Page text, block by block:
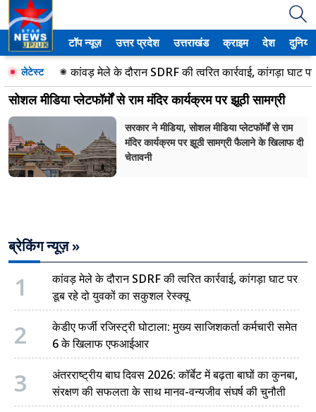
टॉप न्यूज़ उत्तर प्रदेश उत्तराखंड क्राइम देश दुनिया
लेटेस्ट कांवड़ मेले के दौरान SDRF की त्वरित कार्रवाई, कांगड़ा घाट
सोशल मीडिया प्लेटफॉर्मों से राम मंदिर कार्यक्रम पर झूठी सामग्री
सरकार ने मीडिया, सोशल मीडिया प्लेटफॉर्मों से राम
मंदिर कार्यक्रम पर झूठी सामग्री फैलाने के खिलाफ दी
चेतावनी
ब्रेकिंग न्यूज़ »
1
कांवड़ मेले के दौरान SDRF की त्वरित कार्रवाई, कांगड़ा घाट पर
डूब रहे दो युवकों का सकुशल रेस्क्यू
2
केडीए फर्जी रजिस्ट्री घोटाला: मुख्य साजिशकर्ता कर्मचारी समेत
6 के खिलाफ एफआईआर
3
अंतरराष्ट्रीय बाघ दिवस 2026: कॉर्बेट में बढ़ता बाघों का कुनबा,
संरक्षण की सफलता के साथ मानव-वन्यजीव संघर्ष की चुनौती
उत्तर प्रदेश
अमेठी
कानपुर
लखनऊ
उत्तराखंड
अल्मोड़ा
चंपावत
देहरादून